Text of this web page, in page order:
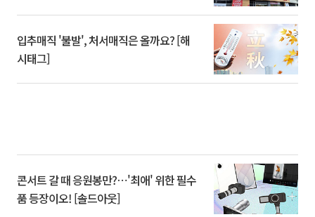
입추매직 '불발', 처서매직은 올까요? [해
시태그]
콘서트 갈 때 응원봉만?⋯'최애' 위한 필수
품 등장이오! [솔드아웃]